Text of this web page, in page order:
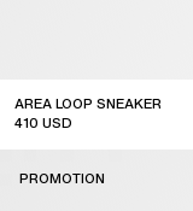
AREA LOOP SNEAKER
410 USD
PROMOTION